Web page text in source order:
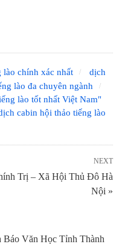
lào chính xác nhất
dịch
lào đa chuyên ngành
lào tốt nhất Việt Nam"
cabin hội thảo tiếng lào
NEXT
Trị – Xã Hội Thủ Đô Hà
Nội »
Báo Văn Học Tỉnh Thành